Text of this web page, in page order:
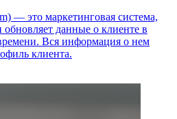
— это маркетинговая система,
обновляет данные о клиенте в
Вся информация о нем
клиента.